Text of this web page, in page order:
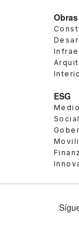
Obras
ESG
Social